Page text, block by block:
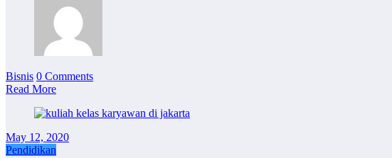
Bisnis 0 Comments
Read More
May 12, 2020
Pendidikan